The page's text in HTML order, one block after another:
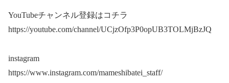
YouTubeチャンネル登録はコチラ
https://youtube.com/channel/UCjzOfp3P0opUB3TOLMjBzJQ
instagram
https://www.instagram.com/mameshibatei_staff/